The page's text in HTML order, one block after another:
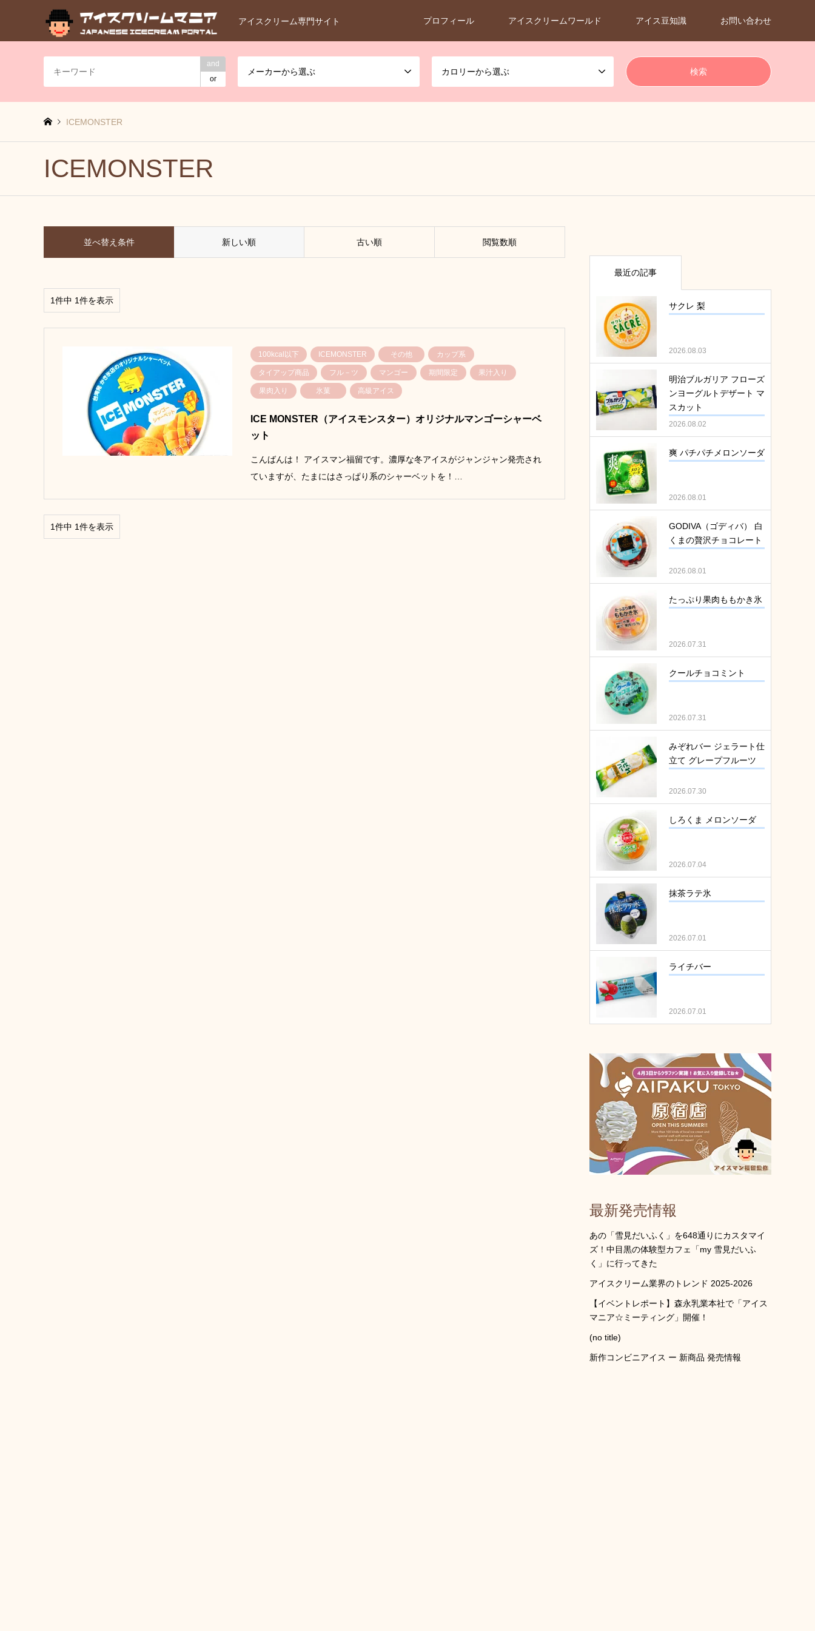
アイスクリーム専門サイト プロフィール アイスクリームワールド アイス豆知識 お問い合わせ
and
or
メーカーから選ぶ カロリーから選ぶ
ICEMONSTER
ICEMONSTER
並べ替え条件 新しい順 古い順 閲覧数順
1件中 1件を表示
100kcal以下 ICEMONSTER その他 カップ系
タイアップ商品 フル－ツ マンゴー 期間限定 果汁入り
果肉入り 氷菓 高級アイス
ICE MONSTER（アイスモンスター）オリジナルマンゴーシャーベ
ット
こんばんは！ アイスマン福留です。濃厚な冬アイスがジャンジャン発売され
ていますが、たまにはさっぱり系のシャーベットを！…
1件中 1件を表示
最近の記事
サクレ 梨
2026.08.03
明治ブルガリア フローズ
ンヨーグルトデザート マ
スカット
2026.08.02
爽 パチパチメロンソーダ
2026.08.01
GODIVA（ゴディバ） 白
くまの贅沢チョコレート
2026.08.01
たっぷり果肉ももかき氷
2026.07.31
クールチョコミント
2026.07.31
みぞれバー ジェラート仕
立て グレープフルーツ
2026.07.30
しろくま メロンソーダ
2026.07.04
抹茶ラテ氷
2026.07.01
ライチバー
2026.07.01
最新発売情報
あの「雪見だいふく」を648通りにカスタマイ
ズ！中目黒の体験型カフェ「my 雪見だいふ
く」に行ってきた
アイスクリーム業界のトレンド 2025-2026
【イベントレポート】森永乳業本社で「アイス
マニア☆ミーティング」開催！
(no title)
新作コンビニアイス ー 新商品 発売情報